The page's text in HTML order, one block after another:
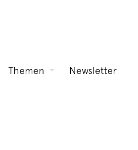
Themen Newsletter